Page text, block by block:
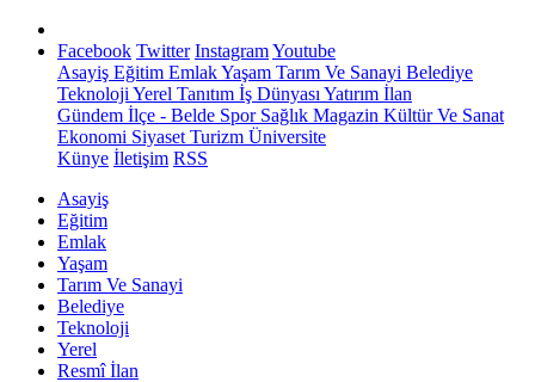
Facebook Twitter InstagramYoutube
Asayiş Eğitim EmlakYaşam Tarım Ve Sanayi Belediye
Teknoloji Yerel Tanıtım İş Dünyası Yatırım İlan
Gündem İlçe - Belde SporSağlık Magazin Kültür Ve Sanat
Ekonomi Siyaset Turizm Üniversite
Künye İletişim RSS
Asayiş
Eğitim
Emlak
Yaşam
Tarım Ve Sanayi
Belediye
Teknoloji
Yerel
Resmî İlan